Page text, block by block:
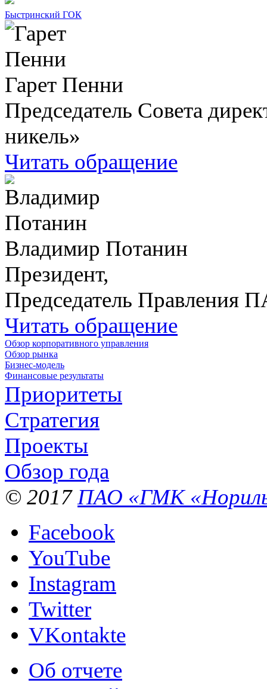
Быстринский ГОК
Гарет Пенни
Председатель Совета
никель»
Читать обращение
Владимир Потанин
Президент,
Председатель Правления
Читать обращение
Обзор корпоративного управления
Обзор рынка
Бизнес-модель
Финансовые результаты
Приоритеты
Стратегия
Проекты
Обзор года
© 2017 ПАО «ГМК
Facebook
YouTube
Instagram
Twitter
VKontakte
Об отчете